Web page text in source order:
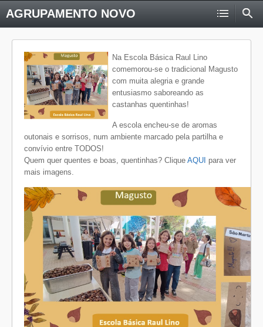
AGRUPAMENTO NOVO
Na Escola Básica Raul Lino
comemorou-se o tradicional Magusto
com muita alegria e grande
entusiasmo saboreando as
castanhas quentinhas!
A escola encheu-se de aromas
outonais e sorrisos, num ambiente marcado pela partilha e
convívio entre TODOS!
Quem quer quentes e boas, quentinhas? Clique AQUI para ver
mais imagens.